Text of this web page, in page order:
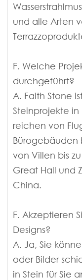
und alle Arten
F. Welche
durchgeführt?
A. Faith Stone
Steinprojekte in
reichen von
Bürogebäuden
von Villen bis
Great Hall und
China.
F. Akzeptieren
Designs?
A. Ja, Sie
oder Bilder
in Stein für Sie